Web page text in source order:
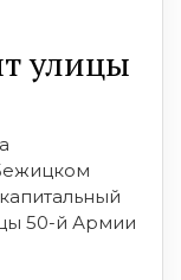
улицы
50-й Армии